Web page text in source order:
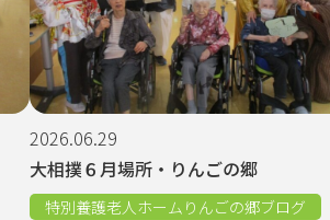
大相撲６月場所・りんごの郷
2026.06.29
特別養護老人ホームりんごの郷ブログ